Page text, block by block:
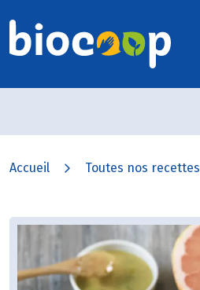
Accueil Toutes nos recettes